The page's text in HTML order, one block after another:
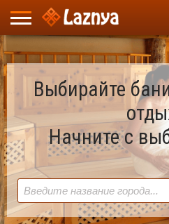
Выбирайте
Начните с